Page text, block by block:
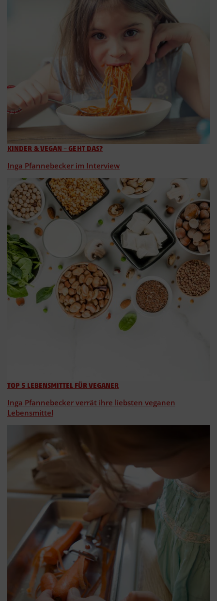
KINDER & VEGAN – GEHT DAS?
Inga Pfannebecker im Interview
TOP 5 LEBENSMITTEL FÜR VEGANER
Inga Pfannebecker verrät ihre liebsten veganen
Lebensmittel